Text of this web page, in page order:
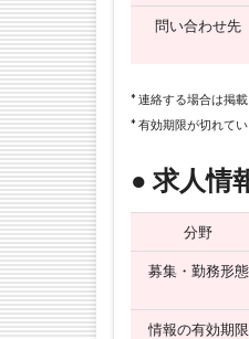
問い合わせ先
* 連絡する場合は掲
* 有効期限が切れて
● 求人情
分野
募集・勤務形態
情報の有効期限